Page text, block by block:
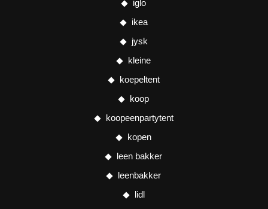
iglo
ikea
jysk
kleine
koepeltent
koop
koopeenpartytent
kopen
leen bakker
leenbakker
lidl